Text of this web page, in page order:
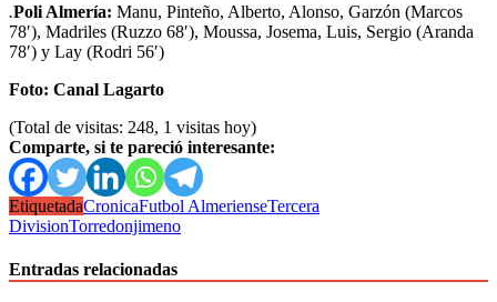
.Poli Almería: Manu, Pinteño, Alberto, Alonso, Garzón (Marcos
78′), Madriles (Ruzzo 68′), Moussa, Josema, Luis, Sergio (Aranda
78′) y Lay (Rodri 56′)
Foto: Canal Lagarto
(Total de visitas: 248, 1 visitas hoy)
Comparte, si te pareció interesante:
EtiquetadaCronicaFutbol AlmerienseTercera
DivisionTorredonjimeno
Entradas relacionadas